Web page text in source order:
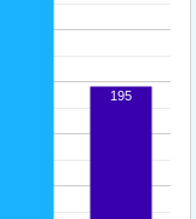
195